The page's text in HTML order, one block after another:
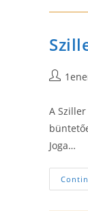
Post
A
Joga…